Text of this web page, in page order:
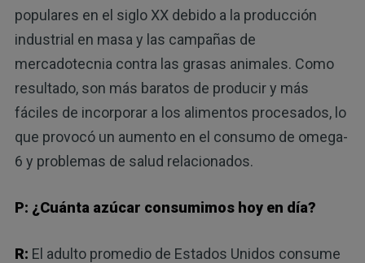
populares en el siglo XX debido a la producción
industrial en masa y las campañas de
mercadotecnia contra las grasas animales. Como
resultado, son más baratos de producir y más
fáciles de incorporar a los alimentos procesados, lo
que provocó un aumento en el consumo de omega-
6 y problemas de salud relacionados.
P: ¿Cuánta azúcar consumimos hoy en día?
R: El adulto promedio de Estados Unidos consume